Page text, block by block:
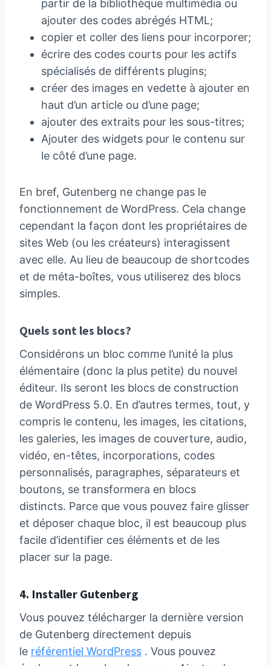
partir de la bibliothèque multimédia ou
ajouter des codes abrégés HTML;
copier et coller des liens pour incorporer;
écrire des codes courts pour les actifs
spécialisés de différents plugins;
créer des images en vedette à ajouter en
haut d’un article ou d’une page;
ajouter des extraits pour les sous-titres;
Ajouter des widgets pour le contenu sur
le côté d’une page.
En bref, Gutenberg ne change pas le
fonctionnement de WordPress. Cela change
cependant la façon dont les propriétaires de
sites Web (ou les créateurs) interagissent
avec elle. Au lieu de beaucoup de shortcodes
et de méta-boîtes, vous utiliserez des blocs
simples.
Quels sont les blocs?
Considérons un bloc comme l’unité la plus
élémentaire (donc la plus petite) du nouvel
éditeur. Ils seront les blocs de construction
de WordPress 5.0. En d’autres termes, tout, y
compris le contenu, les images, les citations,
les galeries, les images de couverture, audio,
vidéo, en-têtes, incorporations, codes
personnalisés, paragraphes, séparateurs et
boutons, se transformera en blocs
distincts. Parce que vous pouvez faire glisser
et déposer chaque bloc, il est beaucoup plus
facile d’identifier ces éléments et de les
placer sur la page.
4. Installer Gutenberg
Vous pouvez télécharger la dernière version
de Gutenberg directement depuis
le référentiel WordPress . Vous pouvez